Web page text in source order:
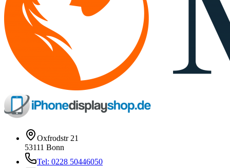
Oxfrodstr 21
53111 Bonn
Tel: 0228 50446050